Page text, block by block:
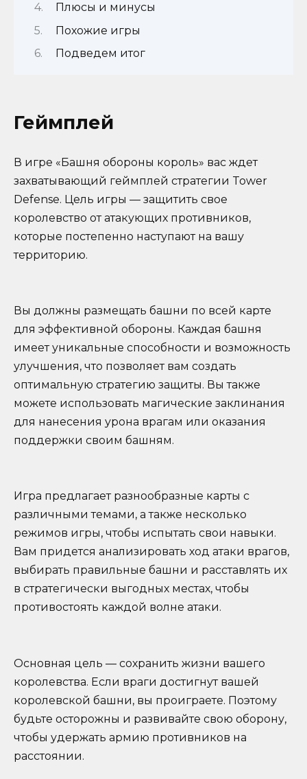
Плюсы и минусы
Похожие игры
Подведем итог
Геймплей
В игре «Башня обороны король» вас ждет
захватывающий геймплей стратегии Tower
Defense. Цель игры — защитить свое
королевство от атакующих противников,
которые постепенно наступают на вашу
территорию.
Вы должны размещать башни по всей карте
для эффективной обороны. Каждая башня
имеет уникальные способности и возможность
улучшения, что позволяет вам создать
оптимальную стратегию защиты. Вы также
можете использовать магические заклинания
для нанесения урона врагам или оказания
поддержки своим башням.
Игра предлагает разнообразные карты с
различными темами, а также несколько
режимов игры, чтобы испытать свои навыки.
Вам придется анализировать ход атаки врагов,
выбирать правильные башни и расставлять их
в стратегически выгодных местах, чтобы
противостоять каждой волне атаки.
Основная цель — сохранить жизни вашего
королевства. Если враги достигнут вашей
королевской башни, вы проиграете. Поэтому
будьте осторожны и развивайте свою оборону,
чтобы удержать армию противников на
расстоянии.